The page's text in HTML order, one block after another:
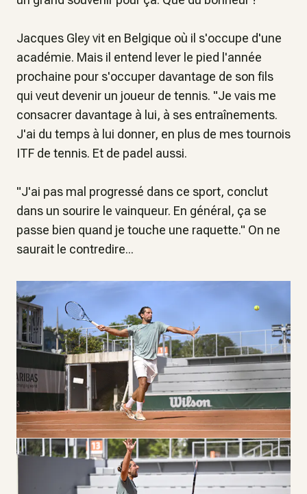
Jacques Gley vit en Belgique où il s'occupe d'une
académie. Mais il entend lever le pied l'année
prochaine pour s'occuper davantage de son fils
qui veut devenir un joueur de tennis. "Je vais me
consacrer davantage à lui, à ses entraînements.
J'ai du temps à lui donner, en plus de mes tournois
ITF de tennis. Et de padel aussi.
"J'ai pas mal progressé dans ce sport, conclut
dans un sourire le vainqueur. En général, ça se
passe bien quand je touche une raquette." On ne
saurait le contredire...